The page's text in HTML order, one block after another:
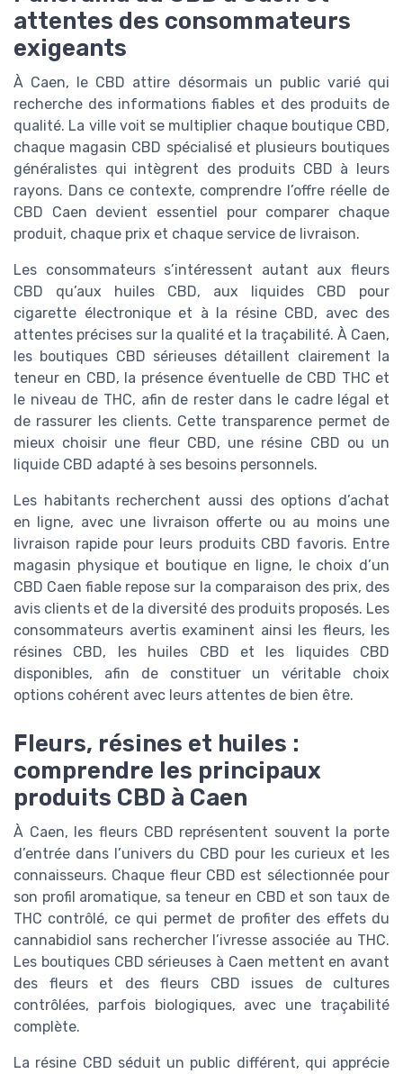
attentes des consommateurs
exigeants
À Caen, le CBD attire désormais un public varié qui
recherche des informations fiables et des produits de
qualité. La ville voit se multiplier chaque boutique CBD,
chaque magasin CBD spécialisé et plusieurs boutiques
généralistes qui intègrent des produits CBD à leurs
rayons. Dans ce contexte, comprendre l’offre réelle de
CBD Caen devient essentiel pour comparer chaque
produit, chaque prix et chaque service de livraison.
Les consommateurs s’intéressent autant aux fleurs
CBD qu’aux huiles CBD, aux liquides CBD pour
cigarette électronique et à la résine CBD, avec des
attentes précises sur la qualité et la traçabilité. À Caen,
les boutiques CBD sérieuses détaillent clairement la
teneur en CBD, la présence éventuelle de CBD THC et
le niveau de THC, afin de rester dans le cadre légal et
de rassurer les clients. Cette transparence permet de
mieux choisir une fleur CBD, une résine CBD ou un
liquide CBD adapté à ses besoins personnels.
Les habitants recherchent aussi des options d’achat
en ligne, avec une livraison offerte ou au moins une
livraison rapide pour leurs produits CBD favoris. Entre
magasin physique et boutique en ligne, le choix d’un
CBD Caen fiable repose sur la comparaison des prix, des
avis clients et de la diversité des produits proposés. Les
consommateurs avertis examinent ainsi les fleurs, les
résines CBD, les huiles CBD et les liquides CBD
disponibles, afin de constituer un véritable choix
options cohérent avec leurs attentes de bien être.
Fleurs, résines et huiles :
comprendre les principaux
produits CBD à Caen
À Caen, les fleurs CBD représentent souvent la porte
d’entrée dans l’univers du CBD pour les curieux et les
connaisseurs. Chaque fleur CBD est sélectionnée pour
son profil aromatique, sa teneur en CBD et son taux de
THC contrôlé, ce qui permet de profiter des effets du
cannabidiol sans rechercher l’ivresse associée au THC.
Les boutiques CBD sérieuses à Caen mettent en avant
des fleurs et des fleurs CBD issues de cultures
contrôlées, parfois biologiques, avec une traçabilité
complète.
La résine CBD séduit un public différent, qui apprécie